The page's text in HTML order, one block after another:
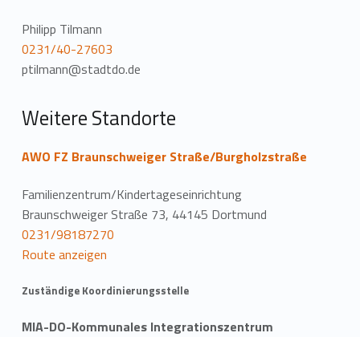
Philipp Tilmann
0231/40-27603
ptilmann@stadtdo.de
Weitere Standorte
AWO FZ Braunschweiger Straße/Burgholzstraße
Familienzentrum/Kindertageseinrichtung
Braunschweiger Straße 73, 44145 Dortmund
0231/98187270
Route anzeigen
Zuständige Koordinierungsstelle
MIA-DO-Kommunales Integrationszentrum